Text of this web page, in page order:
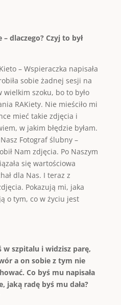
dlaczego? Czyj to był
– Wspieraczka napisała
sobie żadnej sesji na
wielkim szoku, bo to było
RAKiety. Nie mieściło mi
mieć takie zdjęcia i
w jakim błędzie byłam.
Fotograf ślubny –
Nam zdjęcia. Po Naszym
się wartościowa
dla Nas. I teraz z
Pokazują mi, jaka
o tym, co w życiu jest
w szpitalu i widzisz parę,
a on sobie z tym nie
Co byś mu napisała
jaką radę byś mu dała?